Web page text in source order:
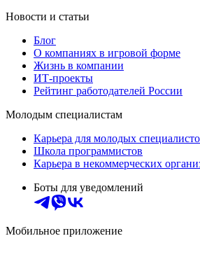
Новости и статьи
Блог
О компаниях в игровой форме
Жизнь в компании
ИТ-проекты
Рейтинг работодателей России
Молодым специалистам
Карьера для молодых
Школа программистов
Карьера в некоммерческих
Боты для уведомлений
Мобильное приложение